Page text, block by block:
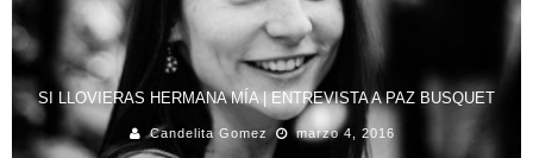
SI LLOVIERAS HERMANA MÍA | ENTREVISTA A PAZ BUSQUET
Candelita Gomez marzo 4, 2016